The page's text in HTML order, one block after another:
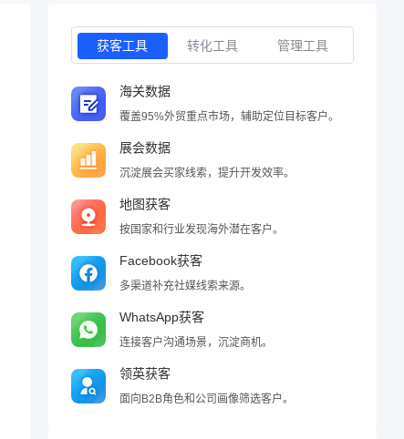
获客工具 转化工具 管理工具
海关数据
覆盖95%外贸重点市场，辅助定位目标客户。
展会数据
沉淀展会买家线索，提升开发效率。
地图获客
按国家和行业发现海外潜在客户。
Facebook获客
多渠道补充社媒线索来源。
WhatsApp获客
连接客户沟通场景，沉淀商机。
领英获客
面向B2B角色和公司画像筛选客户。